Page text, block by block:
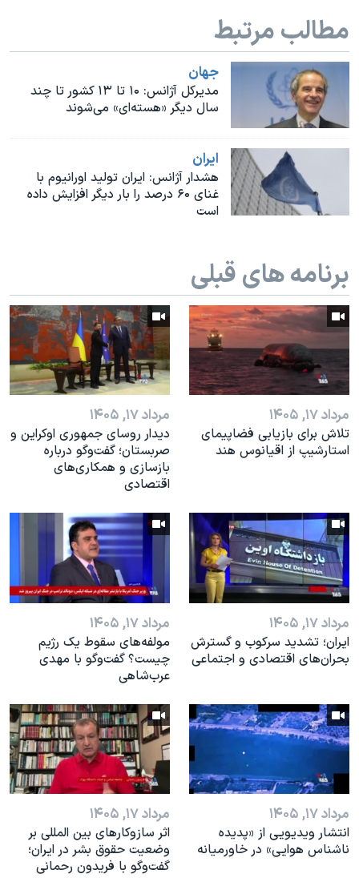
نرگس محمدی برنده جایزه نوبل صلح
همایش محافظه‌کاران آمریکا «سی‌پک»
صفحه‌های ویژه
سفر پرزیدنت ترامپ به چین
مطالب مرتبط
جهان
مدیرکل آژانس: ۱۰ تا ۱۳ کشور تا چند
سال دیگر «هسته‌ای» می‌شوند
ايران
هشدار آژانس: ایران تولید اورانیوم با
غنای ۶۰ درصد را بار دیگر افزایش داده
است
برنامه های قبلی
مرداد ۱۷, ۱۴۰۵
تلاش برای بازیابی فضاپیمای
استارشیپ از اقیانوس هند
مرداد ۱۷, ۱۴۰۵
دیدار روسای جمهوری اوکراین و
صربستان؛ گفت‌وگو درباره
بازسازی و همکاری‌های
اقتصادی
مرداد ۱۷, ۱۴۰۵
ایران؛ تشدید سرکوب و گسترش
بحران‌های اقتصادی و اجتماعی
مرداد ۱۷, ۱۴۰۵
مولفه‌های سقوط یک رژیم
چیست؟ گفت‌وگو با مهدی
عرب‌شاهی
مرداد ۱۷, ۱۴۰۵
انتشار ویدیویی از «پدیده‌
ناشناس هوایی» در خاورمیانه
مرداد ۱۷, ۱۴۰۵
اثر ساز‌و‌کارهای بین المللی بر
وضعیت حقوق بشر در ایران؛
گفت‌وگو با فریدون رحمانی